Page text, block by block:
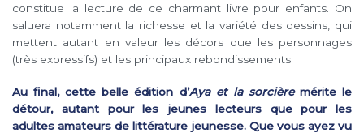
constitue la lecture de ce charmant livre pour enfants. On
saluera notamment la richesse et la variété des dessins, qui
mettent autant en valeur les décors que les personnages
(très expressifs) et les principaux rebondissements.
Au final, cette belle édition d’Aya et la sorcièremérite le
détour, autant pour les jeunes lecteurs que pour les
adultes amateurs de littérature jeunesse. Que vous ayez vu